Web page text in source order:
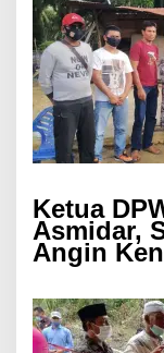
Ketua
Asmidar,
Angin